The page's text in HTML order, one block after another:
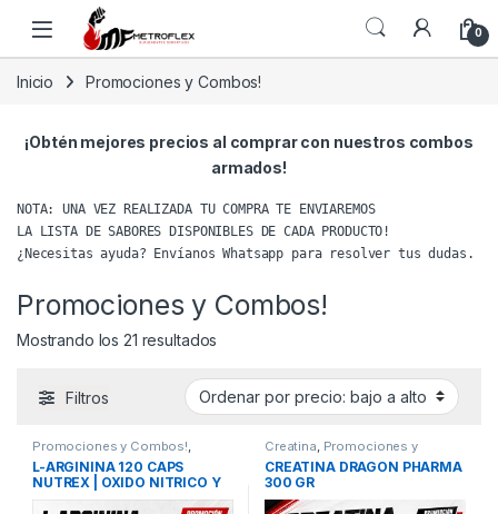
Saltar a la navegación
Saltar al contenido
0
Inicio Promociones y Combos!
¡Obtén mejores precios al comprar con nuestros combos
armados!
NOTA: UNA VEZ REALIZADA TU COMPRA TE ENVIAREMOS
LA LISTA DE SABORES DISPONIBLES DE CADA PRODUCTO!
¿Necesitas ayuda? Envíanos Whatsapp para resolver tus dudas.
Promociones y Combos!
Mostrando los 21 resultados
Filtros
Promociones y Combos!,
Vasodilatadores
L-ARGININA 120 CAPS
NUTREX | OXIDO NITRICO Y
RENDIMIENTO MUSCULAR
Creatina, Promociones y
Combos!
CREATINA DRAGON PHARMA
300 GR